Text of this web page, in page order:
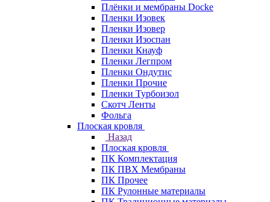
Плёнки и мембраны Docke
Пленки Изовек
Пленки Изовер
Пленки Изоспан
Пленки Кнауф
Пленки Легпром
Пленки Ондутис
Пленки Прочие
Пленки Турбоизол
Скотч Ленты
Фольга
Плоская кровля
Назад
Плоская кровля
ПК Комплектация
ПК ПВХ Мембраны
ПК Прочее
ПК Рулонные материалы